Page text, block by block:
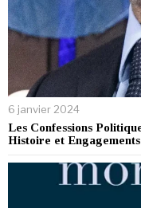
6 janvier 2024
Les Confessions
Histoire et